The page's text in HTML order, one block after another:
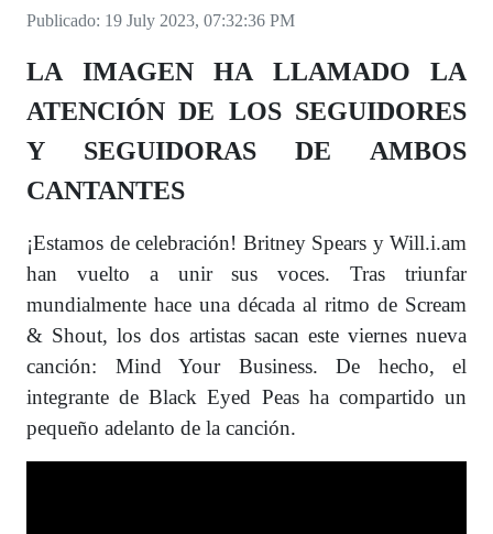
Publicado: 19 July 2023, 07:32:36 PM
LA IMAGEN HA LLAMADO LA
ATENCIÓN DE LOS SEGUIDORES
Y SEGUIDORAS DE AMBOS
CANTANTES
¡Estamos de celebración! Britney Spears y Will.i.am
han vuelto a unir sus voces. Tras triunfar
mundialmente hace una década al ritmo de Scream
& Shout, los dos artistas sacan este viernes nueva
canción: Mind Your Business. De hecho, el
integrante de Black Eyed Peas ha compartido un
pequeño adelanto de la canción.